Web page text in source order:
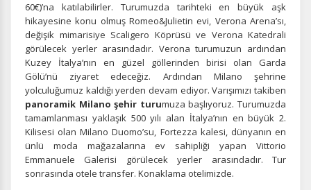
60€)’na katılabilirler. Turumuzda tarihteki en büyük aşk
hikayesine konu olmuş Romeo&Julietin evi, Verona Arena’sı,
değişik mimarisiye Scaligero Köprüsü ve Verona Katedrali
görülecek yerler arasındadır. Verona turumuzun ardından
Kuzey İtalya’nın en güzel göllerinden birisi olan Garda
Gölü’nü ziyaret edeceğiz. Ardından Milano şehrine
yolculuğumuz kaldığı yerden devam ediyor. Varışımızı takiben
panoramik Milano şehir turumuza başlıyoruz. Turumuzda
tamamlanması yaklaşık 500 yılı alan İtalya’nın en büyük 2.
Kilisesi olan Milano Duomo’su, Fortezza kalesi, dünyanın en
ünlü moda mağazalarına ev sahipliği yapan Vittorio
Emmanuele Galerisi görülecek yerler arasındadır. Tur
sonrasında otele transfer. Konaklama otelimizde.